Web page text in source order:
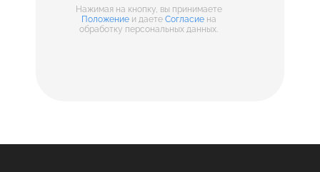
Нажимая на кнопку, вы принимаете
Положениеи даете Согласиена
обработку персональных данных.